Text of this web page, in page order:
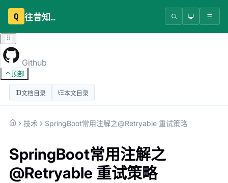
Q 往昔知识库
Github
顶部
文档目录 本文目录
技术 SpringBoot常用注解之@Retryable 重试策略
SpringBoot常用注解之
@Retryable 重试策略